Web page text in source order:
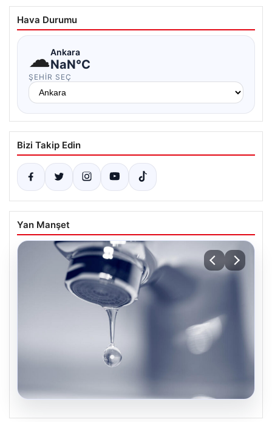
Hava Durumu
☁Ankara
NaN°C
ŞEHIR SEÇ
Bizi Takip Edin
Yan Manşet